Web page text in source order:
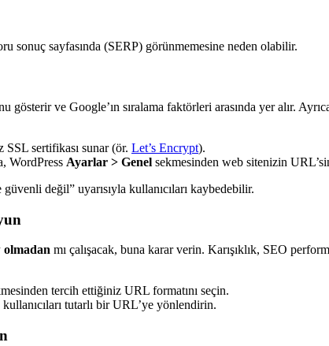
sonuç sayfasında (SERP) görünmemesine neden olabilir.
ve Google’ın sıralama faktörleri arasında yer alır.
SSL sertifikası sunar (ör. Let’s Encrypt).
WordPress Ayarlar > Genel sekmesinden web sitenizin
değil” uyarısıyla kullanıcıları kaybedebilir.
mı çalışacak, buna karar verin. Karışıklık, SEO
tercih ettiğiniz URL formatını seçin.
tutarlı bir URL’ye yönlendirin.